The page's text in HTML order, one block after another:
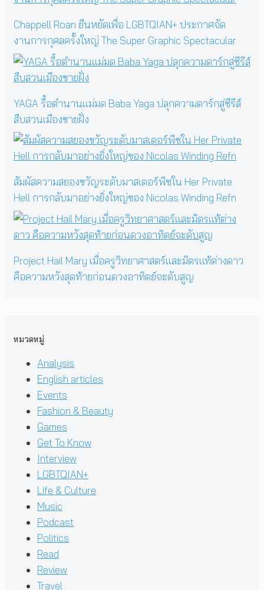
Chappell Roan ยืนหยัดเพื่อ LGBTQIAN+ ประกาศจัด
งานการกุศลครั้งใหญ่ The Super Graphic Spectacular
YAGA รื้อตำนานแม่มด Baba Yaga ปลุกความดาร์กสู่ซีรีส์
สืบสวนเมืองชายฝั่ง
สัมผัสความสยองขวัญระดับมาสเตอร์พีซใน Her Private
Hell การกลับมาอย่างยิ่งใหญ่ของ Nicolas Winding Refn
Project Hail Mary เมื่อครูวิทยาศาสตร์และมิตรแท้ต่างดาว
คือความหวังสุดท้ายก่อนดวงอาทิตย์จะดับสูญ
หมวดหมู่
Analysis
English articles
Events
Fashion & Beauty
Games
Get To Know
Interview
LGBTQIAN+
Life & Culture
Music
Podcast
Politics
Read
Review
Travel